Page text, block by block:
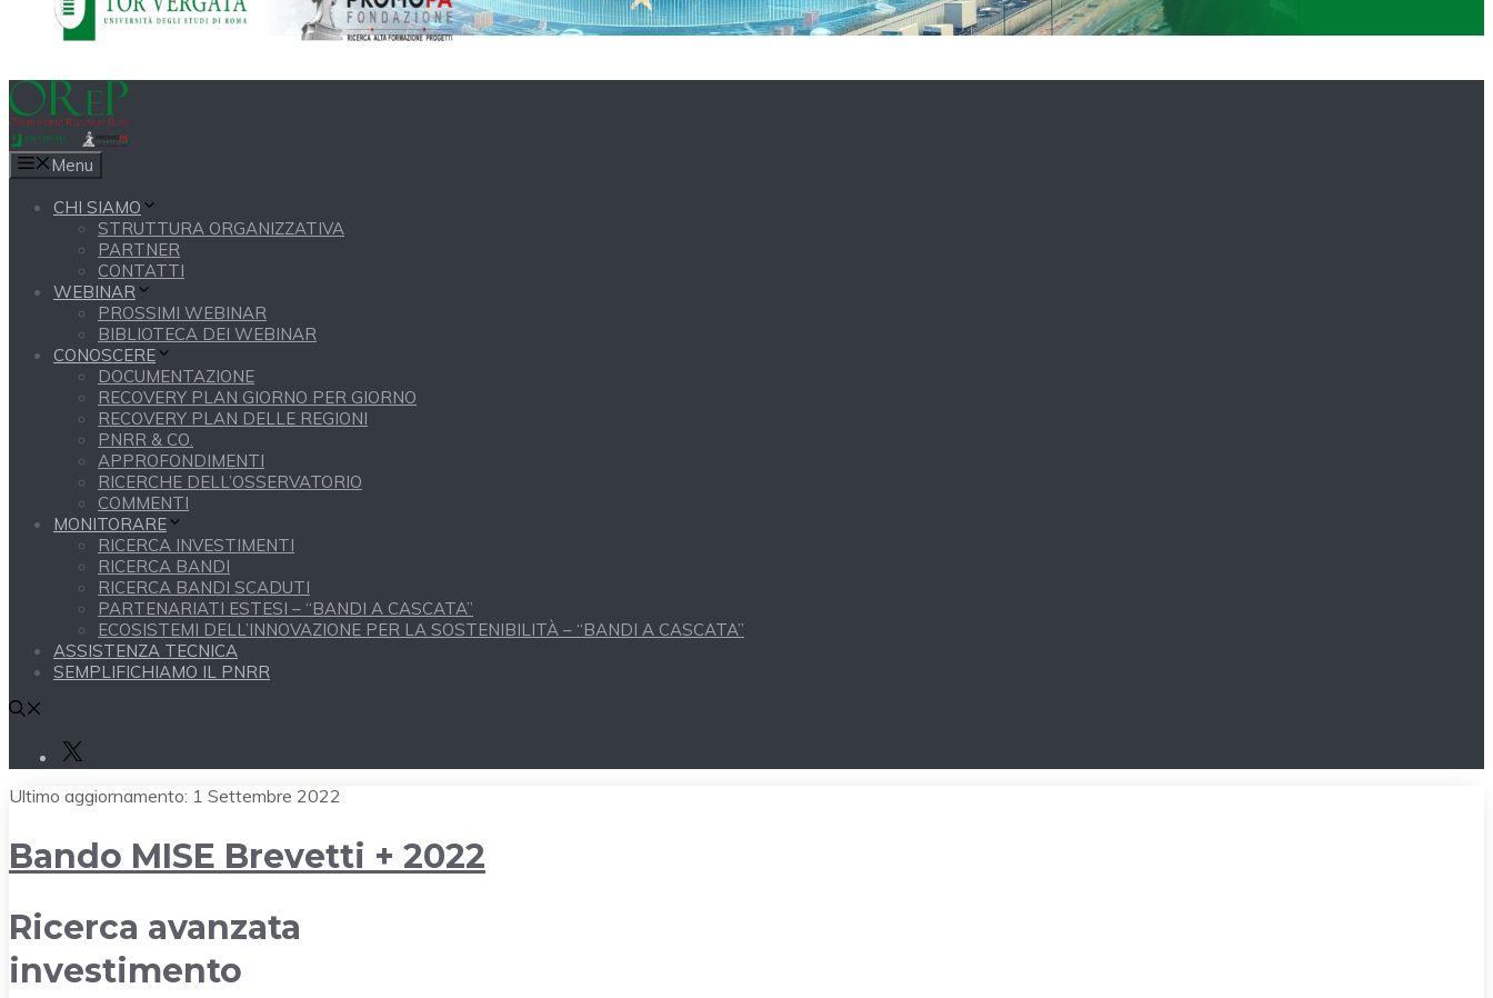
Menu
CHI SIAMO
STRUTTURA ORGANIZZATIVA
PARTNER
CONTATTI
WEBINAR
PROSSIMI WEBINAR
BIBLIOTECA DEI WEBINAR
CONOSCERE
DOCUMENTAZIONE
RECOVERY PLAN GIORNO PER GIORNO
RECOVERY PLAN DELLE REGIONI
PNRR & CO.
APPROFONDIMENTI
RICERCHE DELL’OSSERVATORIO
COMMENTI
MONITORARE
RICERCA INVESTIMENTI
RICERCA BANDI
RICERCA BANDI SCADUTI
PARTENARIATI ESTESI – “BANDI A CASCATA”
ECOSISTEMI DELL’INNOVAZIONE PER LA SOSTENIBILITÀ – “BANDI A CASCATA”
ASSISTENZA TECNICA
SEMPLIFICHIAMO IL PNRR
Ultimo aggiornamento: 1 Settembre 2022
Bando MISE Brevetti + 2022
Ricerca avanzata
investimento